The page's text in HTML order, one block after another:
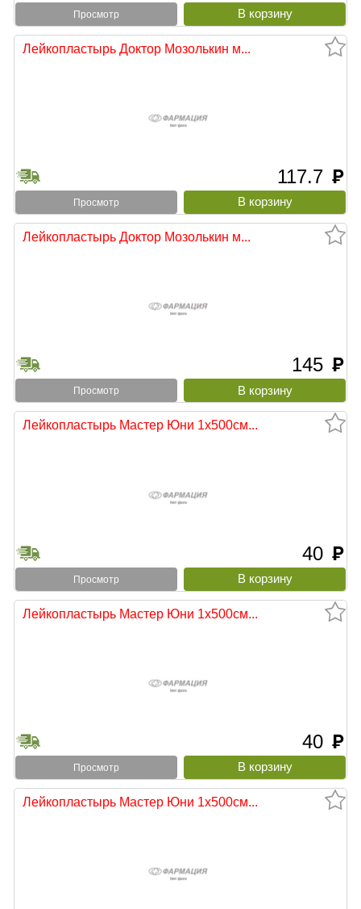
Просмотр
Лейкопластырь Доктор Мозолькин м...
117.7 руб
Просмотр
Лейкопластырь Доктор Мозолькин м...
145 руб
Просмотр
Лейкопластырь Мастер Юни 1х500см...
40 руб
Просмотр
Лейкопластырь Мастер Юни 1х500см...
40 руб
Просмотр
Лейкопластырь Мастер Юни 1х500см...